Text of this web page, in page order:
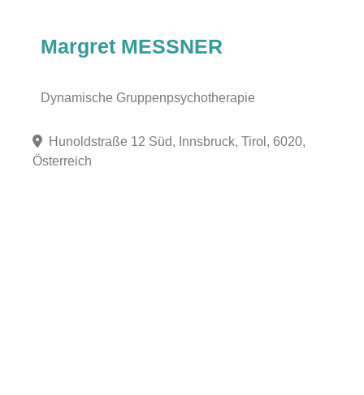
Margret MESSNER
Dynamische Gruppenpsychotherapie
Hunoldstraße 12 Süd, Innsbruck, Tirol, 6020,
Österreich